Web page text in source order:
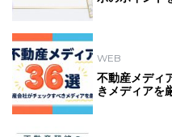
WEB
不動産メディ
きメディアを